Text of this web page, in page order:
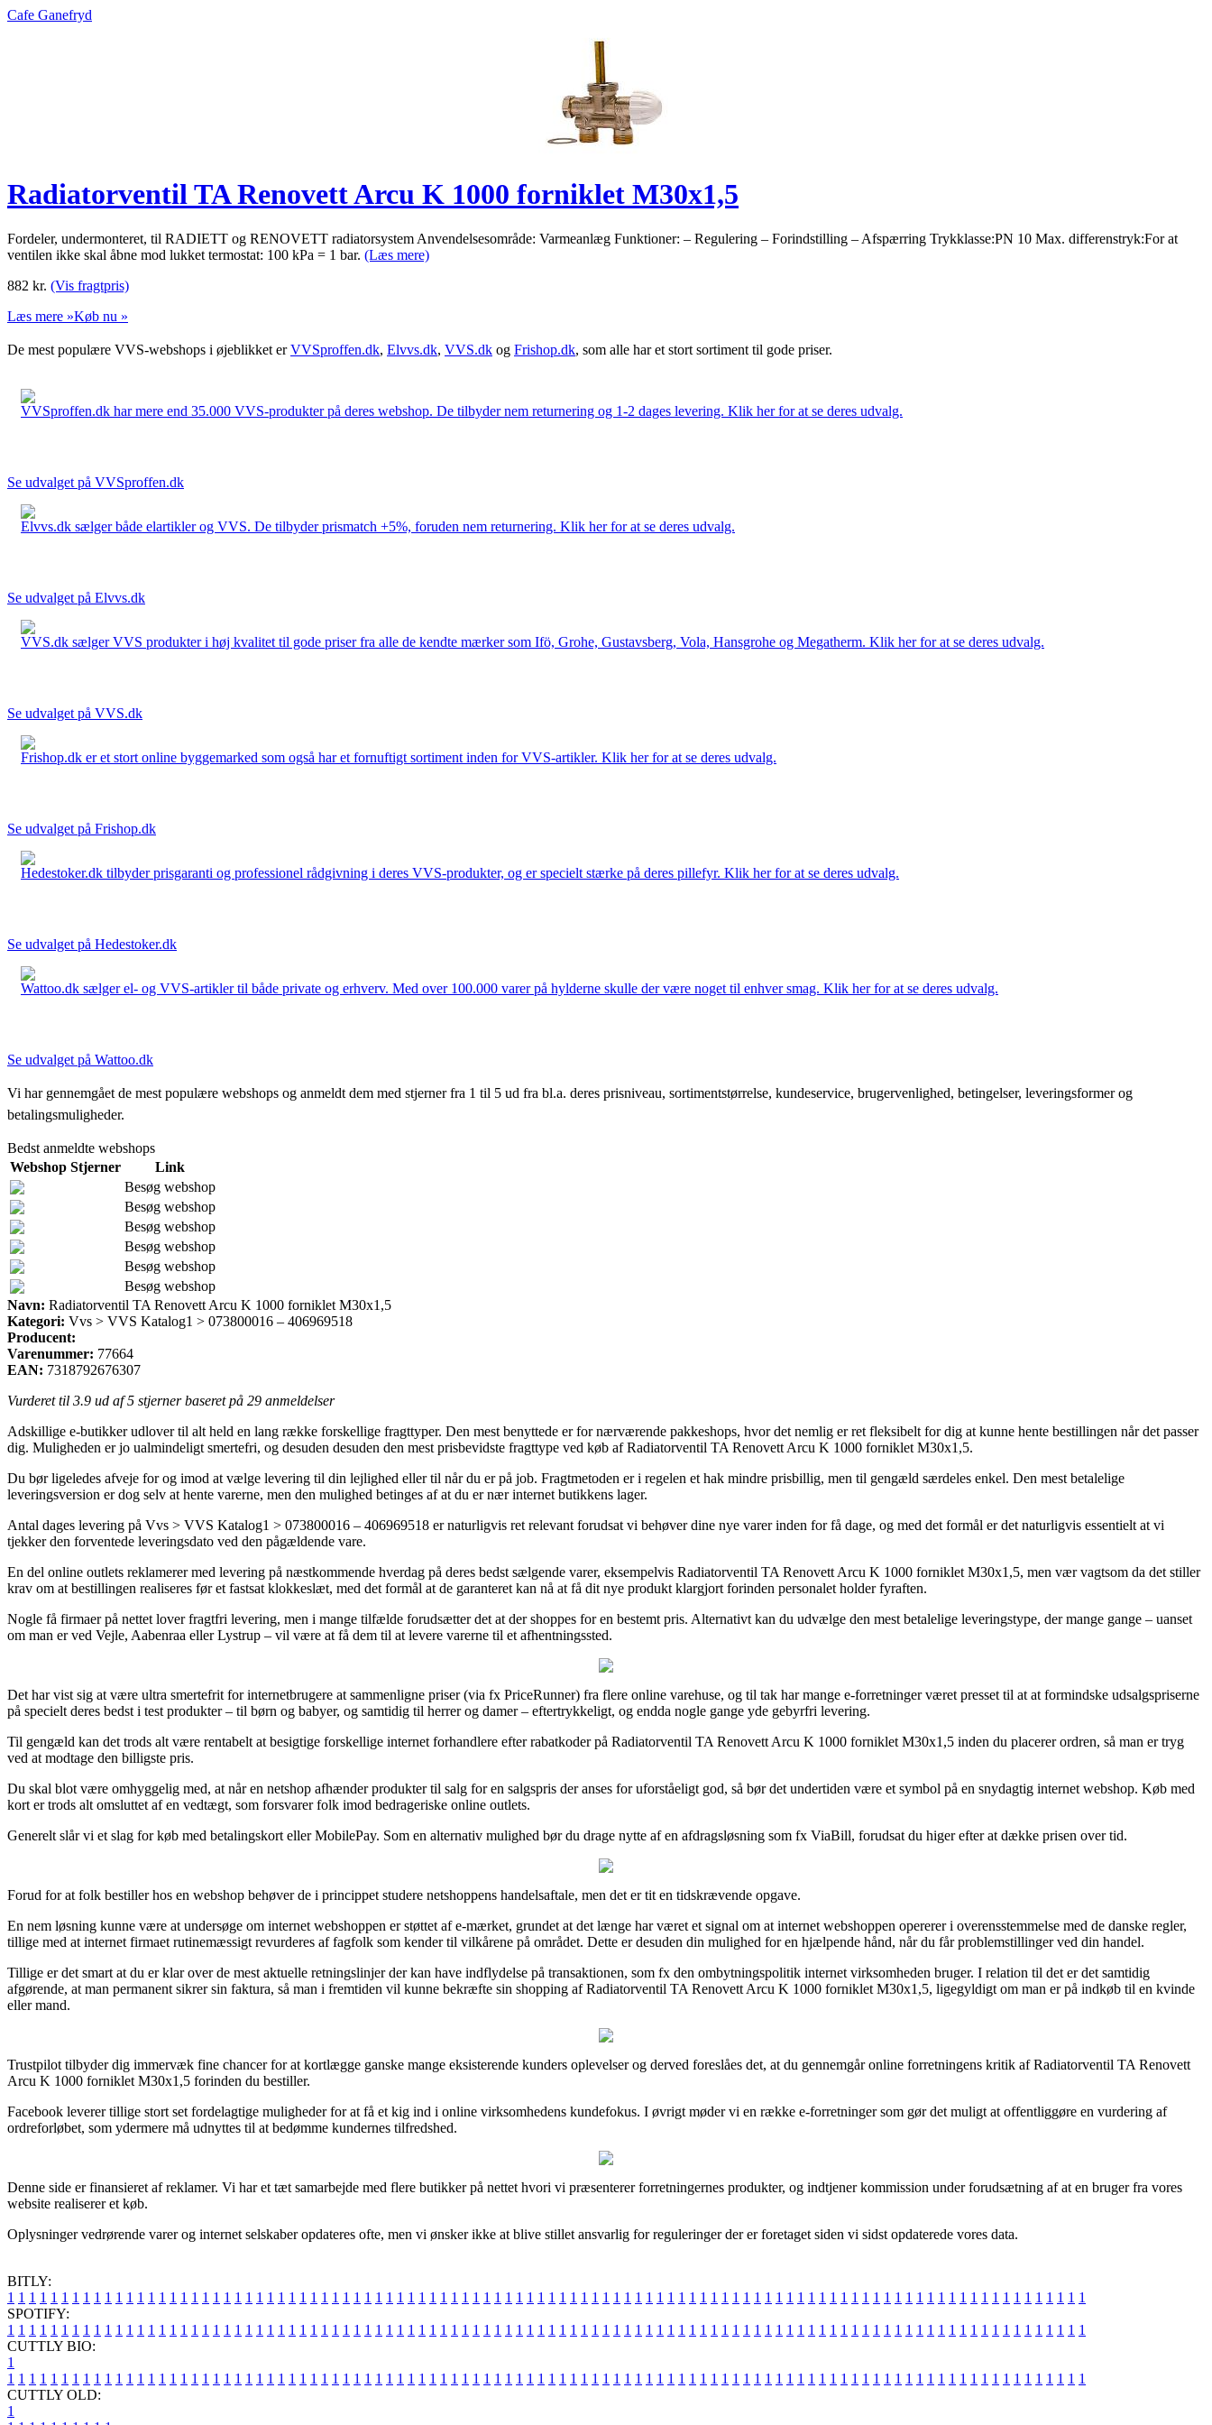
Cafe Ganefryd
Radiatorventil TA Renovett Arcu K 1000 forniklet M30x1,5
Fordeler, undermonteret, til RADIETT og RENOVETT radiatorsystem Anvendelsesområde: Varmeanlæg Funktioner: – Regulering – Forindstilling – Afspærring Trykklasse:PN 10 Max. differenstryk:For at
ventilen ikke skal åbne mod lukket termostat: 100 kPa = 1 bar. (Læs mere)
882 kr. (Vis fragtpris)
Læs mere »Køb nu »
De mest populære VVS-webshops i øjeblikket erVVSproffen.dk, Elvvs.dk, VVS.dk og Frishop.dk, som alle har et stort sortiment til gode priser.
VVSproffen.dk har mere end 35.000 VVS-produkter på deres webshop. De tilbyder nem returnering og 1-2 dages levering. Klik her for at se deres udvalg.
Se udvalget på VVSproffen.dk
Elvvs.dk sælger både elartikler og VVS. De tilbyder prismatch +5%, foruden nem returnering. Klik her for at se deres udvalg.
Se udvalget på Elvvs.dk
VVS.dk sælger VVS produkter i høj kvalitet til gode priser fra alle de kendte mærker som Ifö, Grohe, Gustavsberg, Vola, Hansgrohe og Megatherm. Klik her for at se deres udvalg.
Se udvalget på VVS.dk
Frishop.dk er et stort online byggemarked som også har et fornuftigt sortiment inden for VVS-artikler. Klik her for at se deres udvalg.
Se udvalget på Frishop.dk
Hedestoker.dk tilbyder prisgaranti og professionel rådgivning i deres VVS-produkter, og er specielt stærke på deres pillefyr. Klik her for at se deres udvalg.
Se udvalget på Hedestoker.dk
Wattoo.dk sælger el- og VVS-artikler til både private og erhverv. Med over 100.000 varer på hylderne skulle der være noget til enhver smag. Klik her for at se deres udvalg.
Se udvalget på Wattoo.dk
Vi har gennemgået de mest populære webshops og anmeldt dem med stjerner fra 1 til 5 ud fra bl.a. deres prisniveau, sortimentstørrelse, kundeservice, brugervenlighed, betingelser, leveringsformer og
betalingsmuligheder.
Bedst anmeldte webshops
Webshop Stjerner
Link
Besøg webshop
Besøg webshop
Besøg webshop
Besøg webshop
Besøg webshop
Besøg webshop
Navn: Radiatorventil TA Renovett Arcu K 1000 forniklet M30x1,5
Kategori: Vvs > VVS Katalog1 > 073800016 – 406969518
Producent:
Varenummer: 77664
EAN: 7318792676307
Vurderet til 3.9 ud af 5 stjerner baseret på 29 anmeldelser
Adskillige e-butikker udlover til alt held en lang række forskellige fragttyper. Den mest benyttede er for nærværende pakkeshops, hvor det nemlig er ret fleksibelt for dig at kunne hente bestillingen når det passer
dig. Muligheden er jo ualmindeligt smertefri, og desuden desuden den mest prisbevidste fragttype ved køb af Radiatorventil TA Renovett Arcu K 1000 forniklet M30x1,5.
Du bør ligeledes afveje for og imod at vælge levering til din lejlighed eller til når du er på job. Fragtmetoden er i regelen et hak mindre prisbillig, men til gengæld særdeles enkel. Den mest betalelige
leveringsversion er dog selv at hente varerne, men den mulighed betinges af at du er nær internet butikkens lager.
Antal dages levering på Vvs > VVS Katalog1 > 073800016 – 406969518 er naturligvis ret relevant forudsat vi behøver dine nye varer inden for få dage, og med det formål er det naturligvis essentielt at vi
tjekker den forventede leveringsdato ved den pågældende vare.
En del online outlets reklamerer med levering på næstkommende hverdag på deres bedst sælgende varer, eksempelvis Radiatorventil TA Renovett Arcu K 1000 forniklet M30x1,5, men vær vagtsom da det stiller
krav om at bestillingen realiseres før et fastsat klokkeslæt, med det formål at de garanteret kan nå at få dit nye produkt klargjort forinden personalet holder fyraften.
Nogle få firmaer på nettet lover fragtfri levering, men i mange tilfælde forudsætter det at der shoppes for en bestemt pris. Alternativt kan du udvælge den mest betalelige leveringstype, der mange gange – uanset
om man er ved Vejle, Aabenraa eller Lystrup – vil være at få dem til at levere varerne til et afhentningssted.
Det har vist sig at være ultra smertefrit for internetbrugere at sammenligne priser (via fx PriceRunner) fra flere online varehuse, og til tak har mange e-forretninger været presset til at at formindske udsalgspriserne
på specielt deres bedst i test produkter – til børn og babyer, og samtidig til herrer og damer – eftertrykkeligt, og endda nogle gange yde gebyrfri levering.
Til gengæld kan det trods alt være rentabelt at besigtige forskellige internet forhandlere efter rabatkoder på Radiatorventil TA Renovett Arcu K 1000 forniklet M30x1,5 inden du placerer ordren, så man er tryg
ved at modtage den billigste pris.
Du skal blot være omhyggelig med, at når en netshop afhænder produkter til salg for en salgspris der anses for uforståeligt god, så bør det undertiden være et symbol på en snydagtig internet webshop. Køb med
kort er trods alt omsluttet af en vedtægt, som forsvarer folk imod bedrageriske online outlets.
Generelt slår vi et slag for køb med betalingskort eller MobilePay. Som en alternativ mulighed bør du drage nytte af en afdragsløsning som fx ViaBill, forudsat du higer efter at dække prisen over tid.
Forud for at folk bestiller hos en webshop behøver de i princippet studere netshoppens handelsaftale, men det er tit en tidskrævende opgave.
En nem løsning kunne være at undersøge om internet webshoppen er støttet af e-mærket, grundet at det længe har været et signal om at internet webshoppen opererer i overensstemmelse med de danske regler,
tillige med at internet firmaet rutinemæssigt revurderes af fagfolk som kender til vilkårene på området. Dette er desuden din mulighed for en hjælpende hånd, når du får problemstillinger ved din handel.
Tillige er det smart at du er klar over de mest aktuelle retningslinjer der kan have indflydelse på transaktionen, som fx den ombytningspolitik internet virksomheden bruger. I relation til det er det samtidig
afgørende, at man permanent sikrer sin faktura, så man i fremtiden vil kunne bekræfte sin shopping af Radiatorventil TA Renovett Arcu K 1000 forniklet M30x1,5, ligegyldigt om man er på indkøb til en kvinde
eller mand.
Trustpilot tilbyder dig immervæk fine chancer for at kortlægge ganske mange eksisterende kunders oplevelser og derved foreslåes det, at du gennemgår online forretningens kritik af Radiatorventil TA Renovett
Arcu K 1000 forniklet M30x1,5 forinden du bestiller.
Facebook leverer tillige stort set fordelagtige muligheder for at få et kig ind i online virksomhedens kundefokus. I øvrigt møder vi en række e-forretninger som gør det muligt at offentliggøre en vurdering af
ordreforløbet, som ydermere må udnyttes til at bedømme kundernes tilfredshed.
Denne side er finansieret af reklamer. Vi har et tæt samarbejde med flere butikker på nettet hvori vi præsenterer forretningernes produkter, og indtjener kommission under forudsætning af at en bruger fra vores
website realiserer et køb.
Oplysninger vedrørende varer og internet selskaber opdateres ofte, men vi ønsker ikke at blive stillet ansvarlig for reguleringer der er foretaget siden vi sidst opdaterede vores data.
BITLY:
1 1 1 1 1 1 1 1 1 1 1 1 1 1 1 1 1 1 1 1 1 1 1 1 1 1 1 1 1 1 1 1 1 1 1 1 1 1 1 1 1 1 1 1 1 1 1 1 1 1 1 1 1 1 1 1 1 1 1 1 1 1 1 1 1 1 1 1 1 1 1 1 1 1 1 1 1 1 1 1 1 1 1 1 1 1 1 1 1 1 1 1 1 1 1 1 1 1 1 1
SPOTIFY:
1 1 1 1 1 1 1 1 1 1 1 1 1 1 1 1 1 1 1 1 1 1 1 1 1 1 1 1 1 1 1 1 1 1 1 1 1 1 1 1 1 1 1 1 1 1 1 1 1 1 1 1 1 1 1 1 1 1 1 1 1 1 1 1 1 1 1 1 1 1 1 1 1 1 1 1 1 1 1 1 1 1 1 1 1 1 1 1 1 1 1 1 1 1 1 1 1 1 1 1
CUTTLY BIO:
1
1 1 1 1 1 1 1 1 1 1 1 1 1 1 1 1 1 1 1 1 1 1 1 1 1 1 1 1 1 1 1 1 1 1 1 1 1 1 1 1 1 1 1 1 1 1 1 1 1 1 1 1 1 1 1 1 1 1 1 1 1 1 1 1 1 1 1 1 1 1 1 1 1 1 1 1 1 1 1 1 1 1 1 1 1 1 1 1 1 1 1 1 1 1 1 1 1 1 1 1
CUTTLY OLD:
1